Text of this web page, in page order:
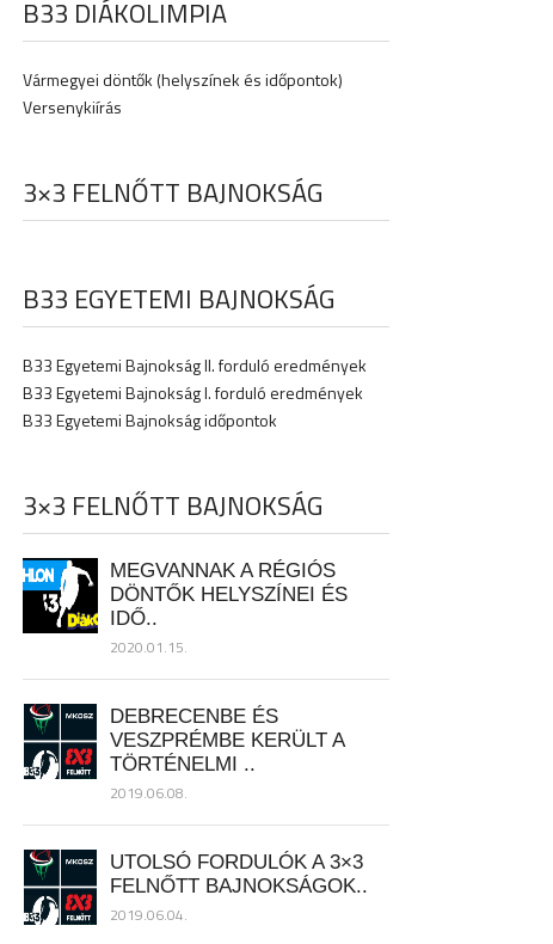
B33 DIÁKOLIMPIA
Vármegyei döntők (helyszínek és időpontok)
Versenykiírás
3×3 FELNŐTT BAJNOKSÁG
B33 EGYETEMI BAJNOKSÁG
B33 Egyetemi Bajnokság II. forduló eredmények
B33 Egyetemi Bajnokság I. forduló eredmények
B33 Egyetemi Bajnokság időpontok
3×3 FELNŐTT BAJNOKSÁG
MEGVANNAK A RÉGIÓS
DÖNTŐK HELYSZÍNEI ÉS
IDŐ..
2020.01.15.
DEBRECENBE ÉS
VESZPRÉMBE KERÜLT A
TÖRTÉNELMI ..
2019.06.08.
UTOLSÓ FORDULÓK A 3×3
FELNŐTT BAJNOKSÁGOK..
2019.06.04.